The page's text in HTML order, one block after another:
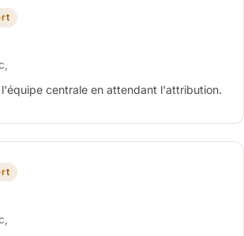
centrale en attendant l'attribution.